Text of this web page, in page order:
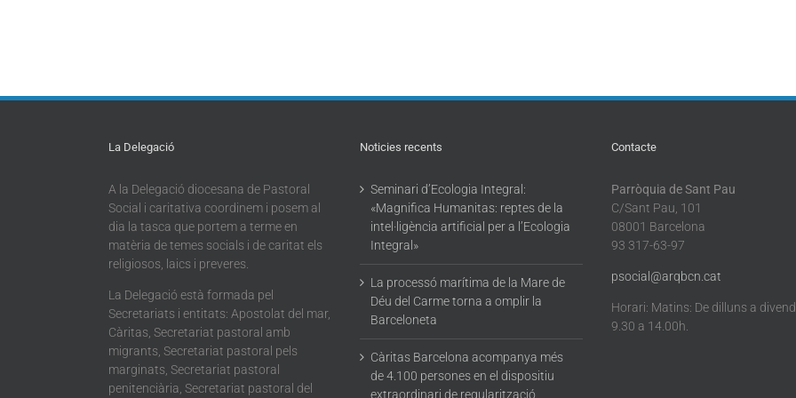
La Delegació
A la Delegació diocesana de Pastoral
Social i caritativa coordinem i posem al
dia la tasca que portem a terme en
matèria de temes socials i de caritat els
religiosos, laics i preveres.
La Delegació està formada pel
Secretariats i entitats: Apostolat del mar,
Càritas, Secretariat pastoral amb
migrants, Secretariat pastoral pels
marginats, Secretariat pastoral
penitenciària, Secretariat pastoral del
Noticies recents
Seminari d’Ecologia Integral:
«Magnifica Humanitas: reptes de la
intel·ligència artificial per a l’Ecologia
Integral»
La processó marítima de la Mare de
Déu del Carme torna a omplir la
Barceloneta
Càritas Barcelona acompanya més
de 4.100 persones en el dispositiu
extraordinari de regularització
Contacte
Parròquia de Sant Pau
C/Sant Pau, 101
08001 Barcelona
93 317-63-97
psocial@arqbcn.cat
Horari: Matins: De dilluns a
9.30 a 14.00h.